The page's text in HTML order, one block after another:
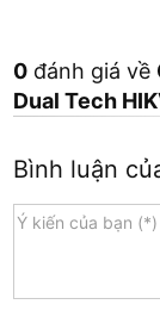
0 đánh giá về
Dual Tech
Bình luận